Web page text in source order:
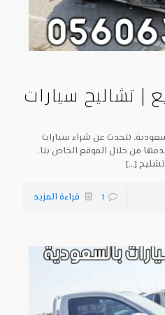
| تشاليح سيارات
نتحدث عن شراء سيارات
من خلال الموقع الخاص بنا.
[…]
1 قراءة المزيد